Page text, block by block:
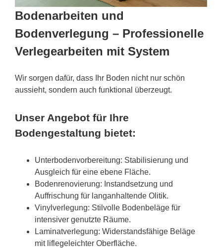
Bodenarbeiten und
Bodenverlegung – Professionelle
Verlegearbeiten mit System
Wir sorgen dafür, dass Ihr Boden nicht nur schön
aussieht, sondern auch funktional überzeugt.
Unser Angebot für Ihre
Bodengestaltung bietet:
Unterbodenvorbereitung: Stabilisierung und
Ausgleich für eine ebene Fläche.
Bodenrenovierung: Instandsetzung und
Auffrischung für langanhaltende Olitik.
Vinylverlegung: Stilvolle Bodenbeläge für
intensiver genutzte Räume.
Laminatverlegung: Widerstandsfähige Beläge
mit liflegeleichter Oberfläche.